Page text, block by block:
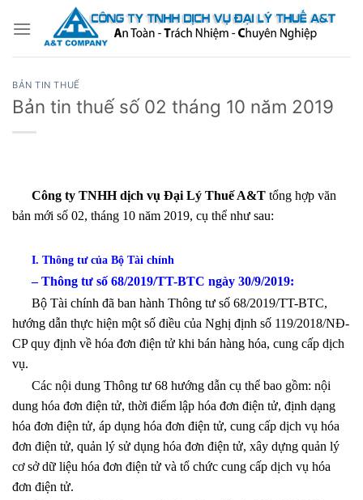
qua
BẢN TIN THUẾ
Bản tin thuế số 02 tháng 10 năm 2019
Công ty TNHH dịch vụ Đại Lý Thuế A&T tổng hợp văn
bản mới số 02, tháng 10 năm 2019, cụ thể như sau:
I. Thông tư của Bộ Tài chính
– Thông tư số 68/2019/TT-BTC ngày 30/9/2019:
Bộ Tài chính đã ban hành Thông tư số 68/2019/TT-BTC,
hướng dẫn thực hiện một số điều của Nghị định số 119/2018/NĐ-
CP quy định về hóa đơn điện tử khi bán hàng hóa, cung cấp dịch
vụ.
Các nội dung Thông tư 68 hướng dẫn cụ thể bao gồm: nội
dung hóa đơn điện tử, thời điểm lập hóa đơn điện tử, định dạng
hóa đơn điện tử, áp dụng hóa đơn điện tử, cung cấp dịch vụ hóa
đơn điện tử, quản lý sử dụng hóa đơn điện tử, xây dựng quản lý
cơ sở dữ liệu hóa đơn điện tử và tổ chức cung cấp dịch vụ hóa
đơn điện tử.